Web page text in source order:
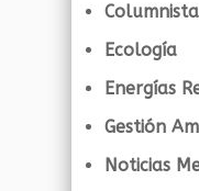
Ecología
Energías
Gestión
Noticias